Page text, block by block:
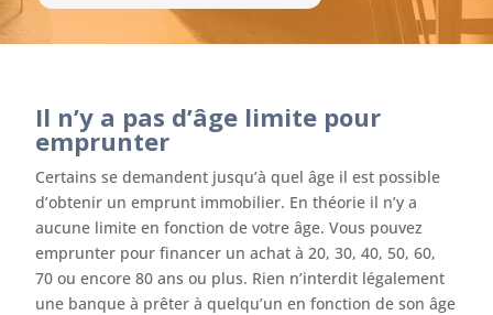
Il n’y a pas d’âge limite pour
emprunter
Certains se demandent jusqu’à quel âge il est possible
d’obtenir un emprunt immobilier. En théorie il n’y a
aucune limite en fonction de votre âge. Vous pouvez
emprunter pour financer un achat à 20, 30, 40, 50, 60,
70 ou encore 80 ans ou plus. Rien n’interdit légalement
une banque à prêter à quelqu’un en fonction de son âge